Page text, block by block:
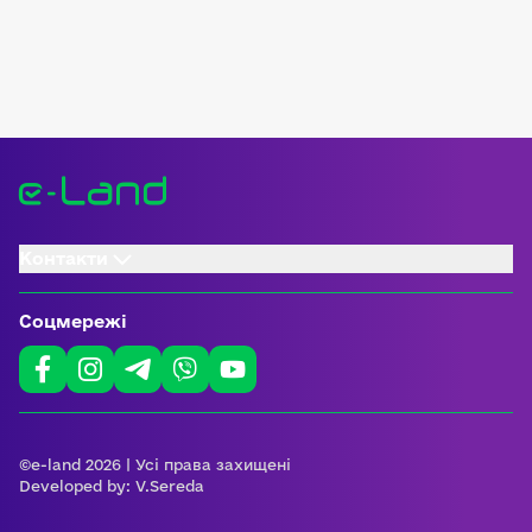
Соцмережі
©e-land 2026 | Усі права захищені
Developed by: V.Sereda